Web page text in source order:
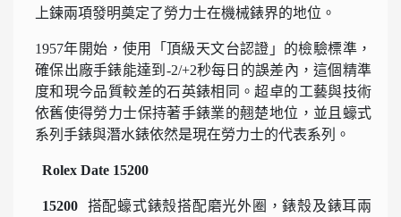
上鍊兩項發明奠定了勞力士在機械錶界的地位。
1957年開始，使用「頂級天文台認證」的檢驗標準，
確保出廠手錶能達到-2/+2秒每日的誤差內，這個精準
度和現今品質較差的石英錶相同。超卓的工藝與技術
依舊使得勞力士保持著手錶業的翹楚地位，並且蠔式
系列手錶與潛水錶依然是現在勞力士的代表系列。
Rolex Date 15200
15200 搭配蠔式錶殼搭配磨光外圈，錶殼及錶耳兩